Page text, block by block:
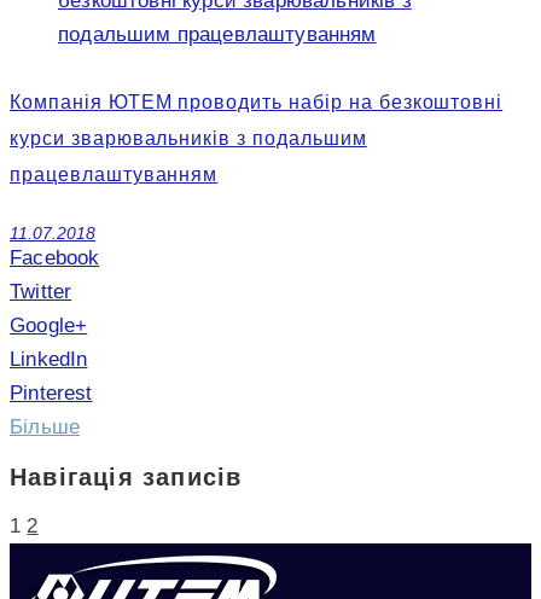
Компанія ЮТЕМ проводить набір на безкоштовні
курси зварювальників з подальшим
працевлаштуванням
11.07.2018
Facebook
Twitter
Google+
LinkedIn
Pinterest
Більше
Навігація записів
1 2